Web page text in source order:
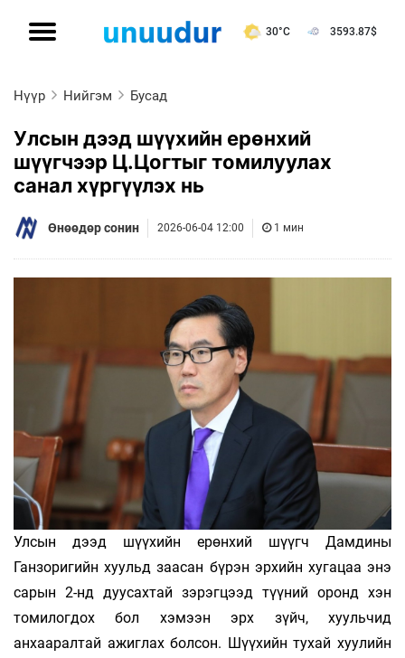
30°C 3593.87$
Нүүр Нийгэм Бусад
Улсын дээд шүүхийн ерөнхий
шүүгчээр Ц.Цогтыг томилуулах
санал хүргүүлэх нь
Өнөөдөр сонин 2026-06-04 12:00 1 мин
Улсын дээд шүүхийн ерөнхий шүүгч Дамдины
Ганзоригийн хуульд заасан бүрэн эрхийн хугацаа энэ
сарын 2-нд дуусахтай зэрэгцээд түүний оронд хэн
томилогдох бол хэмээн эрх зүйч, хуульчид
анхааралтай ажиглах болсон. Шүүхийн тухай хуулийн